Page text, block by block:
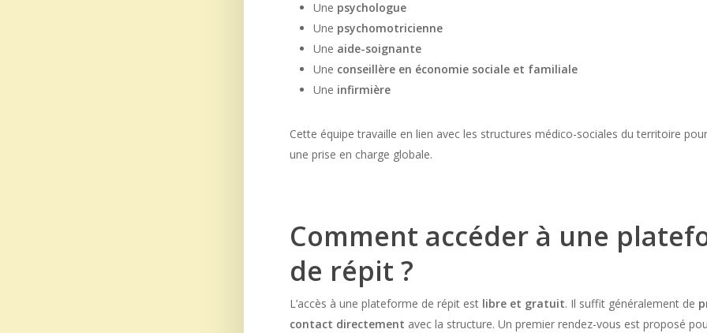
Une psychologue
Une psychomotricienne
Une aide-soignante
Une conseillère en économie sociale et familiale
Une infirmière
Cette équipe travaille en lien avec les structures médico-sociales du territoire
une prise en charge globale.
Comment accéder à une
de répit ?
L’accès à une plateforme de répit est libre et gratuit. Il suffit généralement de
contact directement avec la structure. Un premier rendez-vous est proposé